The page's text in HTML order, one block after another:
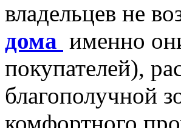
владельцев не
дома именно
покупателей),
благополучной
комфортного